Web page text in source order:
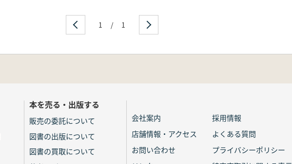
1 / 1
本を売る・出版する
販売の委託について
図書の出版について
図書の買取について
会社案内
採用情報
店舗情報・アクセス
よくある質問
お問い合わせ
プライバシーポリシー